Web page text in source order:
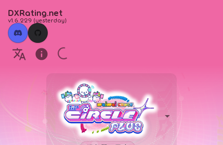
DXRating.net
v1.6.229 (yesterday)